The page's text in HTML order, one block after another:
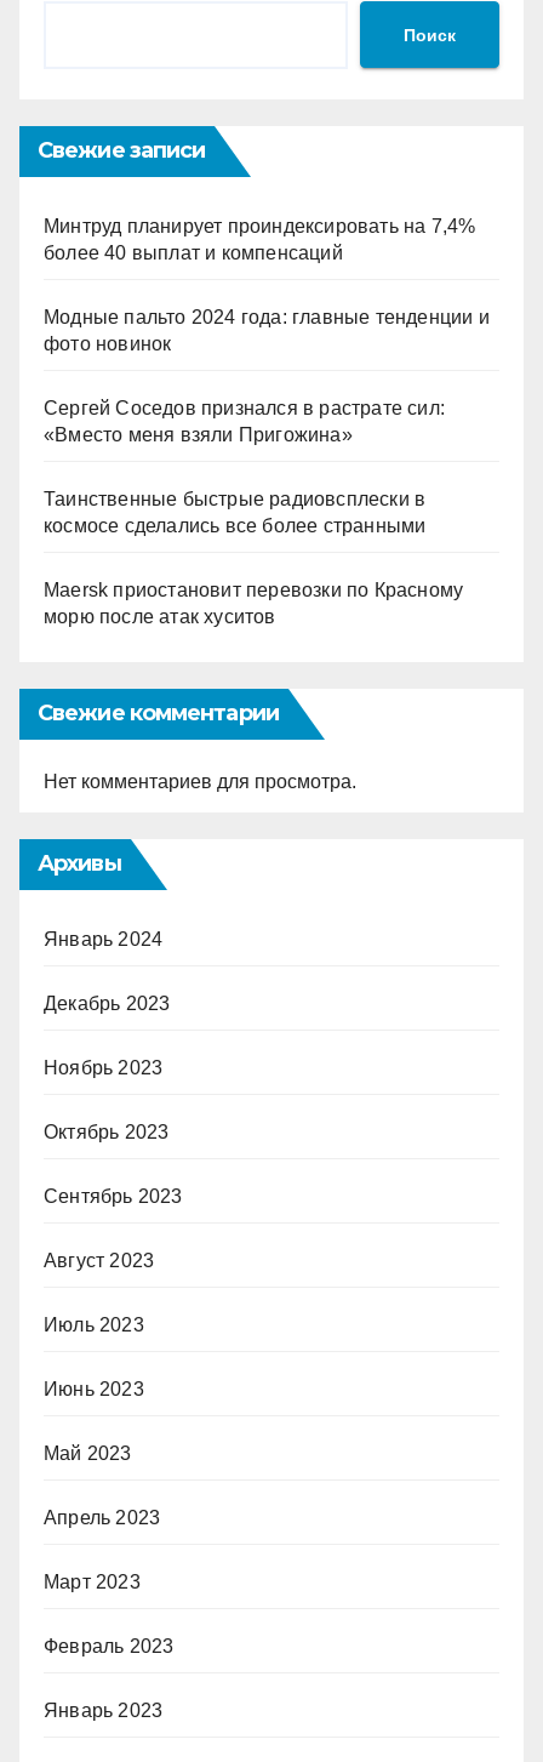
Поиск
Свежие записи
Минтруд планирует проиндексировать на 7,4%
более 40 выплат и компенсаций
Модные пальто 2024 года: главные тенденции и
фото новинок
Сергей Соседов признался в растрате сил:
«Вместо меня взяли Пригожина»
Таинственные быстрые радиовсплески в
космосе сделались все более странными
Maersk приостановит перевозки по Красному
морю после атак хуситов
Свежие комментарии
Нет комментариев для просмотра.
Архивы
Январь 2024
Декабрь 2023
Ноябрь 2023
Октябрь 2023
Сентябрь 2023
Август 2023
Июль 2023
Июнь 2023
Май 2023
Апрель 2023
Март 2023
Февраль 2023
Январь 2023